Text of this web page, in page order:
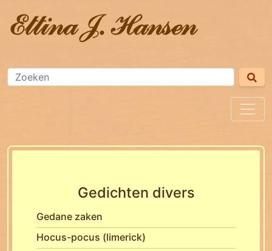
Gedichten divers
Gedane zaken
Hocus-pocus (limerick)